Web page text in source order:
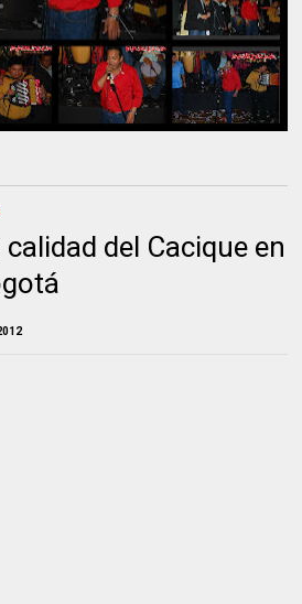
del Cacique en